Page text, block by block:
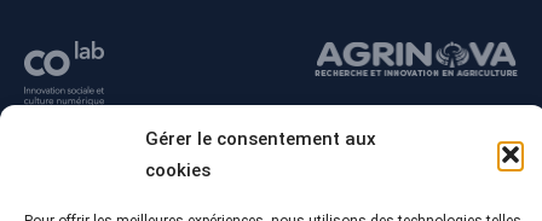
Gérer le consentement aux
cookies